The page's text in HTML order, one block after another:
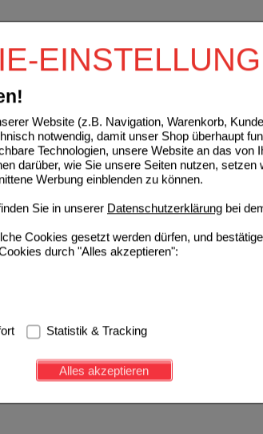
Website (z.B. Navigation, Warenkorb,
notwendig, damit unser Shop überhaupt
Technologien, unsere Website an das von
darüber, wie Sie unsere Seiten nutzen, setzen
Werbung einblenden zu können.
Sie in unserer Datenschutzerklärung bei
Cookies gesetzt werden dürfen, und
durch "Alles akzeptieren":
es sich um Cookies, die für die
Kundenkonto), weshalb auf diese nicht
um das Einkaufserlebnis noch ansprechender
des Besuchers oder unsere Seite an
Statistik & Tracking
Alles akzeptieren